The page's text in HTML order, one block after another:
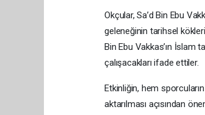
Okçular, Sa’d Bin Ebu
geleneğinin tarihsel
Bin Ebu Vakkas’ın İslam
çalışacakları ifade ettiler.
Etkinliğin, hem
aktarılması açısından